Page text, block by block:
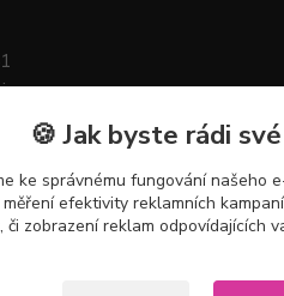
🍪 Jak byste rádi
ke správnému fungování našeho
efektivity reklamních
či zobrazení reklam odpovídajících